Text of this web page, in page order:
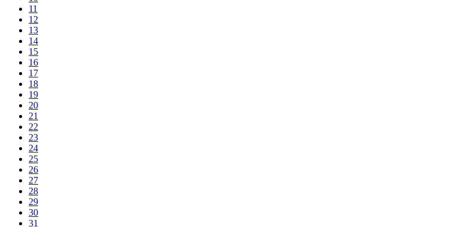
11
12
13
14
15
16
17
18
19
20
21
22
23
24
25
26
27
28
29
30
31